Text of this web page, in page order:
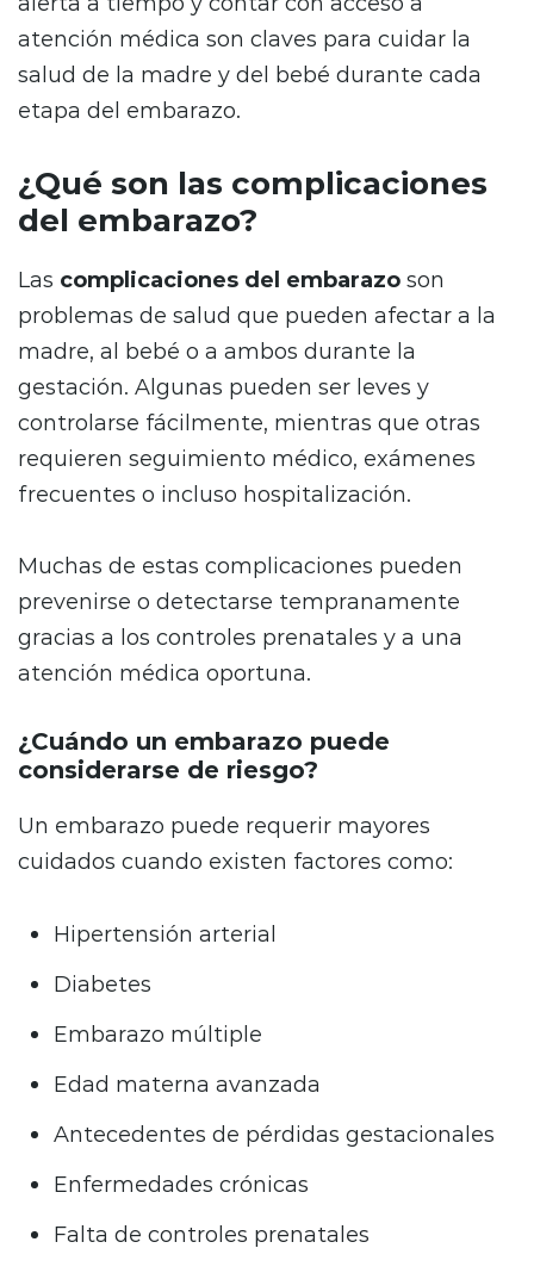
atención médica son claves para cuidar la
salud de la madre y del bebé durante cada
etapa del embarazo.
¿Qué son las complicaciones
del embarazo?
Las complicaciones del embarazo son
problemas de salud que pueden afectar a la
madre, al bebé o a ambos durante la
gestación. Algunas pueden ser leves y
controlarse fácilmente, mientras que otras
requieren seguimiento médico, exámenes
frecuentes o incluso hospitalización.
Muchas de estas complicaciones pueden
prevenirse o detectarse tempranamente
gracias a los controles prenatales y a una
atención médica oportuna.
¿Cuándo un embarazo puede
considerarse de riesgo?
Un embarazo puede requerir mayores
cuidados cuando existen factores como:
Hipertensión arterial
Diabetes
Embarazo múltiple
Edad materna avanzada
Antecedentes de pérdidas gestacionales
Enfermedades crónicas
Falta de controles prenatales